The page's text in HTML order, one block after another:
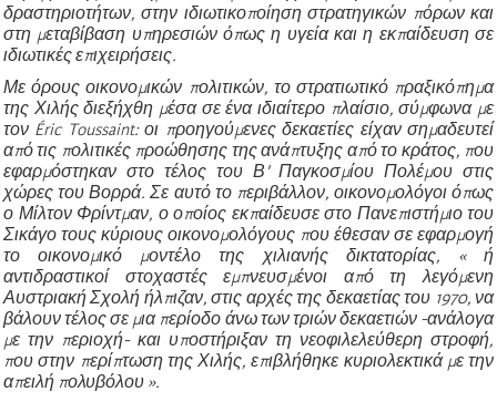
δραστηριοτήτων, στην ιδιωτικοποίηση στρατηγικών πόρων και
στη μεταβίβαση υπηρεσιών όπως η υγεία και η εκπαίδευση σε
ιδιωτικές επιχειρήσεις.
Με όρους οικονομικών πολιτικών, το στρατιωτικό πραξικόπημα
της Χιλής διεξήχθη μέσα σε ένα ιδιαίτερο πλαίσιο, σύμφωνα με
τον Éric Toussaint: οι προηγούμενες δεκαετίες είχαν σημαδευτεί
από τις πολιτικές προώθησης της ανάπτυξης από το κράτος, που
εφαρμόστηκαν στο τέλος του Β'
Παγκοσμίου Πολέμου στις
χώρες του Βορρά. Σε αυτό το περιβάλλον, οικονομολόγοι όπως
ο Μίλτον Φρίντμαν, ο οποίος εκπαίδευσε στο Πανεπιστήμιο του
Σικάγο τους κύριους οικονομολόγους που έθεσαν σε εφαρμογή
το οικονομικό μοντέλο της χιλιανής δικτατορίας, « ή
αντιδραστικοί στοχαστές εμπνευσμένοι από τη λεγόμενη
Αυστριακή Σχολή ήλπιζαν, στις αρχές της δεκαετίας του 1970, να
βάλουν τέλος σε μια περίοδο άνω των τριών δεκαετιών -ανάλογα
με την περιοχή- και υποστήριξαν τη νεοφιλελεύθερη στροφή,
που στην περίπτωση της Χιλής, επιβλήθηκε κυριολεκτικά με την
απειλή πολυβόλου ».